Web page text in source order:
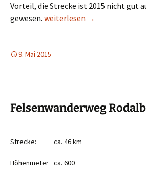
Vorteil, die Strecke ist 2015 nicht gut
gewesen. Donnersberg
weiterlesen →
9. Mai 2015
Felsenwanderweg
Strecke: ca. 46 km
Höhenmeter ca. 600